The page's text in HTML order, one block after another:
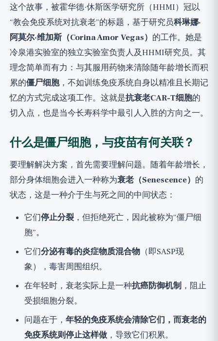
研究3：原始可行性证明，《自然》2020
其他针对僵尸细胞的免疫方法呢？
我们该兴奋，还是该等待？
那么，我们能从这项研究中得到什么？
更广阔的视角
这个故事，被霍华德·休斯医学研究所（HHMI）冠以
“教会免疫系统对抗衰老”的标题，基于研究员科琳娜·
阿莫尔·维加斯（Corina Amor Vegas） 的工作。她是
冷泉港实验室的独立实验室负责人及HHMI研究员。其
理念简单而有力：与其服用药物来清除随年龄增长而积
累的僵尸细胞，不如训练免疫系统自身以精准且长期记
忆的方式完成这项工作。这就是抗衰老CAR-T细胞的
切入点，也是当今长寿科学中最引人入胜的方向之一。
什么是僵尸细胞，与疫苗有何关联？
要理解解决方案，首先需要理解问题。随着年龄增长，
部分身体细胞会进入一种称为衰老（Senescence） 的
状态，这是一种介于生与死之间的中间状态：
它们停止分裂 ，但拒绝死亡，因此被称为“僵尸细
胞”。
它们分泌有毒的炎症物质混合物 （即SASP现
象），毒害周围组织。
在年轻时，衰老实际上是一种抗癌防御机制 ，阻止
受损细胞分裂。
问题在于， 年轻的免疫系统会清除它们，而衰老的
免疫系统则停止这样做 ，导致它们积累。